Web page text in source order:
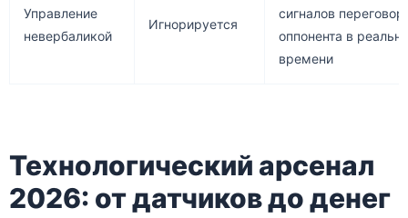
Управление
невербаликой
Игнорируется
сигналов
оппонента в
времени
Технологический арсенал
2026: от датчиков до денег